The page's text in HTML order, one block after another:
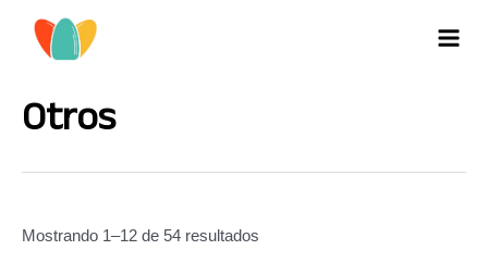
Otros
Mostrando 1–12 de 54 resultados